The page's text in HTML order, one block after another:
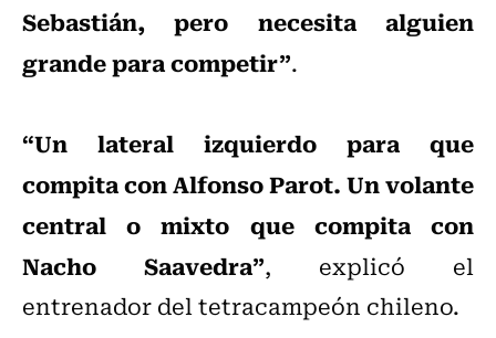
Sebastián, pero necesita alguien
grande para competir”.
“Un lateral izquierdo para que
compita con Alfonso Parot. Un volante
central o mixto que compita con
Nacho Saavedra”, explicó el
entrenador del tetracampeón chileno.